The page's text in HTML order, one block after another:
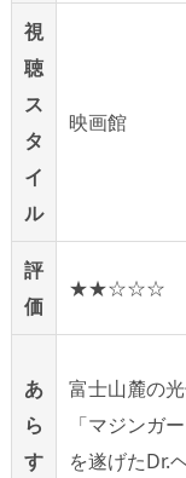
視
聴
ス
タ
イ
ル
映画館
評
価
★★☆☆☆
あ
ら
す
富士山麓の
「マジンガ
を遂げたDr.